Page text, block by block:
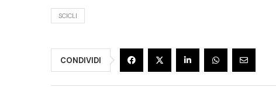
SCICLI
CONDIVIDI